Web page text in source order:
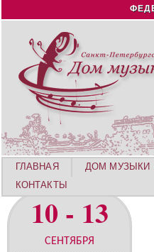
Jump
10 - 13
СЕНТЯБРЯ
ГЛАВНАЯ ДОМ МУЗЫКИ
КОНТАКТЫ